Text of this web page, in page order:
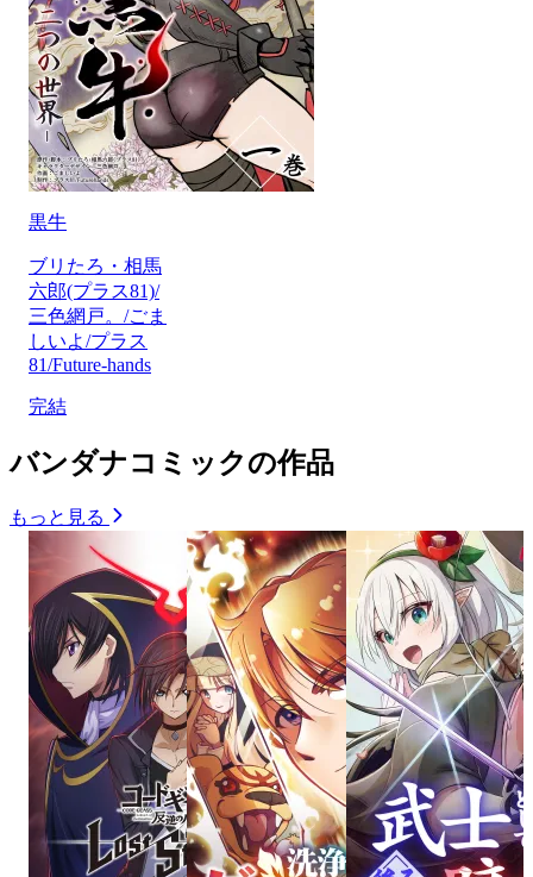
黒牛
ブリたろ・相馬
六郎(プラス81)/
三色網戸。/ごま
しいよ/プラス
81/Future-hands
完結
バンダナコミックの作品
もっと見る